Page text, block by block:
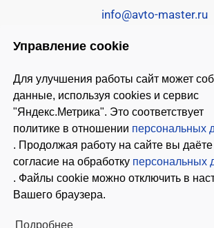
Управление cookie
Для улучшения работы сайт может
данные, используя cookies и сервис
"Яндекс.Метрика". Это соответствует
политике в отношении персональных
. Продолжая работу на сайте вы даёте
согласие на обработку персональных
. Файлы cookie можно отключить в
Вашего браузера.
Подробнее
info@avto-master.ru
© 2026 ООО «Автомастер»—
автосервиса, шиномонтажное
Оставляя заявки на нашем сайте,